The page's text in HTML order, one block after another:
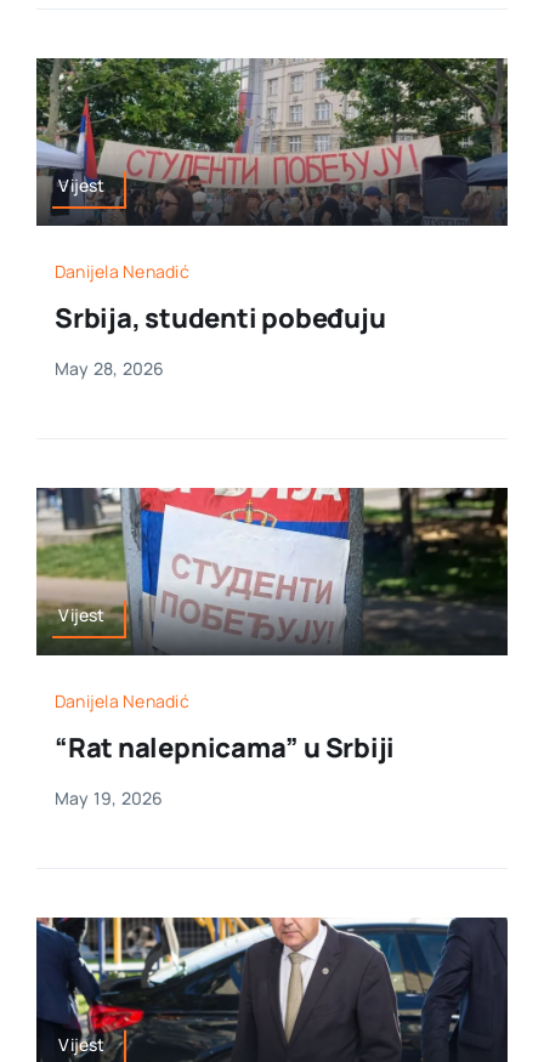
Vijest
Danijela Nenadić
Srbija, studenti pobeđuju
May 28, 2026
Vijest
Danijela Nenadić
“Rat nalepnicama” u Srbiji
May 19, 2026
Vijest